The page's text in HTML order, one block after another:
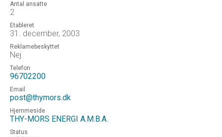
Antal ansatte
2
Etableret
31. december, 2003
Reklamebeskyttet
Nej
Telefon
96702200
Email
post@thymors.dk
Hjemmeside
THY-MORS ENERGI A.M.B.A.
Status